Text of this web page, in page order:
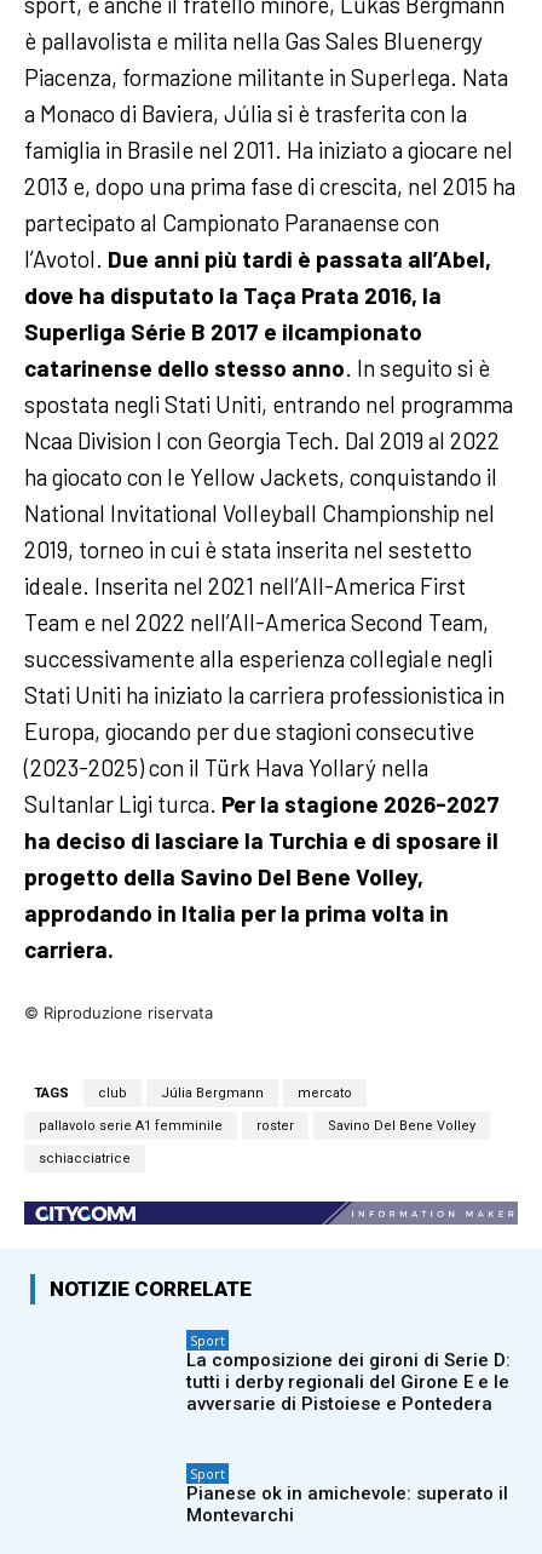
è pallavolista e milita nella Gas Sales Bluenergy
Piacenza, formazione militante in Superlega. Nata
a Monaco di Baviera, Júlia si è trasferita con la
famiglia in Brasile nel 2011. Ha iniziato a giocare nel
2013 e, dopo una prima fase di crescita, nel 2015 ha
partecipato al Campionato Paranaense con
l’Avotol. Due anni più tardi è passata all’Abel,
dove ha disputato la Taça Prata 2016, la
Superliga Série B 2017 e ilcampionato
catarinense dello stesso anno. In seguito si è
spostata negli Stati Uniti, entrando nel programma
Ncaa Division I con Georgia Tech. Dal 2019 al 2022
ha giocato con le Yellow Jackets, conquistando il
National Invitational Volleyball Championship nel
2019, torneo in cui è stata inserita nel sestetto
ideale. Inserita nel 2021 nell’All-America First
Team e nel 2022 nell’All-America Second Team,
successivamente alla esperienza collegiale negli
Stati Uniti ha iniziato la carriera professionistica in
Europa, giocando per due stagioni consecutive
(2023-2025) con il Türk Hava Yollarý nella
Sultanlar Ligi turca. Per la stagione 2026-2027
ha deciso di lasciare la Turchia e di sposare il
progetto della Savino Del Bene Volley,
approdando in Italia per la prima volta in
carriera.
© Riproduzione riservata
TAGS club Júlia Bergmann mercato
pallavolo serie A1 femminile roster Savino Del Bene Volley
schiacciatrice
NOTIZIE CORRELATE
Sport
La composizione dei gironi di Serie D:
tutti i derby regionali del Girone E e le
avversarie di Pistoiese e Pontedera
Sport
Pianese ok in amichevole: superato il
Montevarchi